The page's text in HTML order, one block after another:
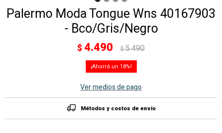
Palermo Moda Tongue Wns 40167903
- Bco/Gris/Negro
$ 4.490 $5.490
18
Ver medios de pago
Métodos y costos de envío